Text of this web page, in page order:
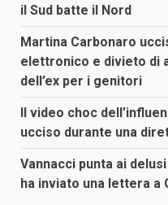
il Sud batte il Nord
Martina Carbonaro
elettronico e divieto di
dell’ex per i genitori
Il video choc
ucciso durante una
Vannacci punta ai
ha inviato una lettera a